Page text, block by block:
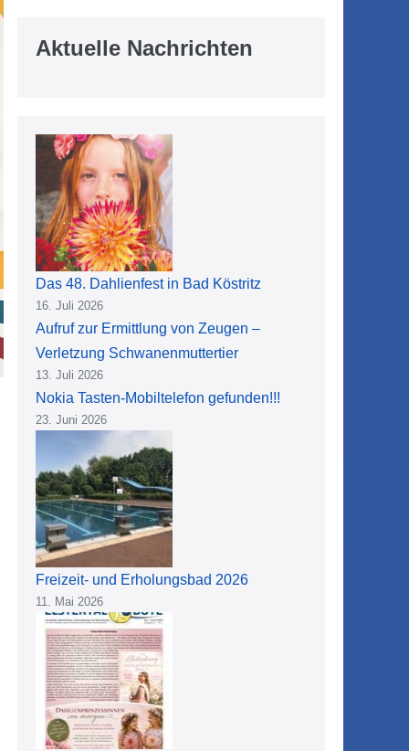
Aktuelle Nachrichten
Das 48. Dahlienfest in Bad Köstritz
16. Juli 2026
Aufruf zur Ermittlung von Zeugen –
Verletzung Schwanenmuttertier
13. Juli 2026
Nokia Tasten-Mobiltelefon gefunden!!!
23. Juni 2026
Freizeit- und Erholungsbad 2026
11. Mai 2026